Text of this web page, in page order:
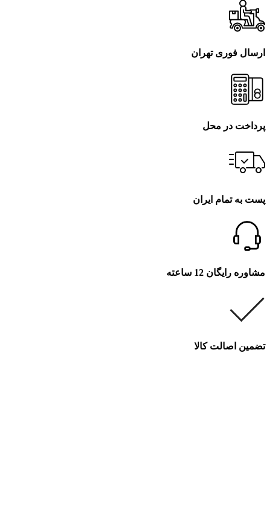
ارسال فوری تهران
پرداخت در محل
پست به تمام ایران
مشاوره رایگان 12 ساعته
تضمین اصالت کالا